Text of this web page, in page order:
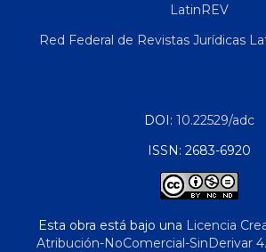
LatinREV
Red Federal de Revistas Jurídicas
DOI: 10.22529/adc
ISSN: 2683-6920
Esta obra está bajo una Licencia
Atribución-NoComercial-SinDerivar